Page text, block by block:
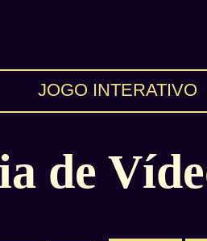
JOGO INTERATIVO
de